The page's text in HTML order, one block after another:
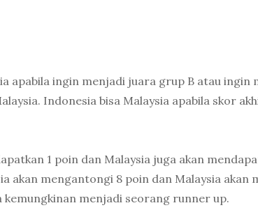
apabila ingin menjadi juara grup B atau ingin
Indonesia bisa Malaysia apabila skor
1 poin dan Malaysia juga akan
akan mengantongi 8 poin dan Malaysia akan
menjadi seorang runner up.